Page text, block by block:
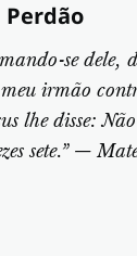
Perdão
se dele,
meu irmão
lhe disse:
sete.” —